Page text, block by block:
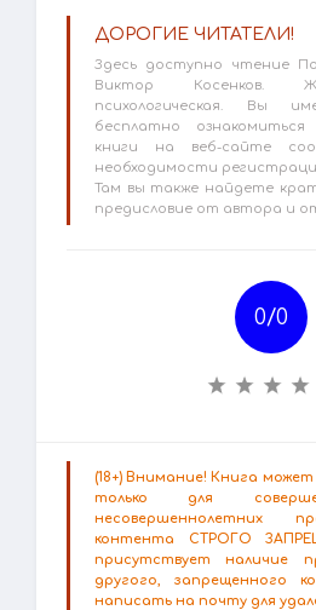
ДОРОГИЕ ЧИТАТЕЛИ!
Здесь доступно чтение
Виктор Косенков.
психологическая. Вы
бесплатно
книги на веб-сайте
необходимости
Там вы также найдете
предисловие от автора и
0/0
(18+) Внимание! Книга
только для
несовершеннолетних
контента СТРОГО
присутствует наличие
другого, запрещенного
написать на почту для